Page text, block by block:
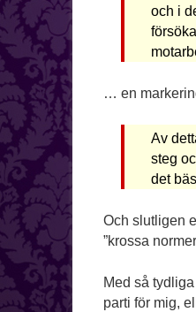
och i
… en
Av
steg
det
Och slutligen
”krossa
Med så
parti för mig,